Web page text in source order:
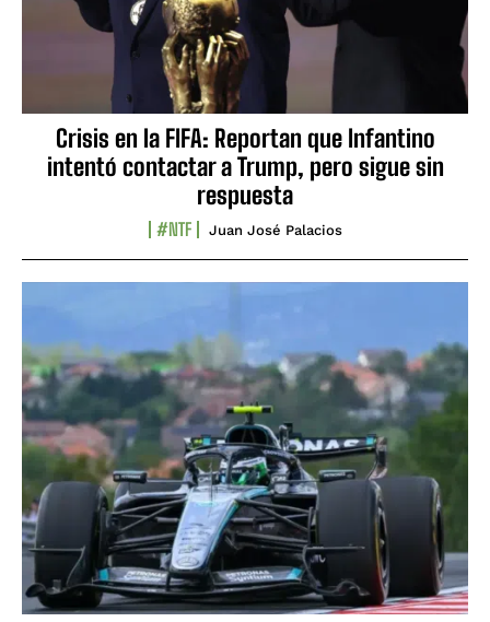
Crisis en la FIFA: Reportan que Infantino
intentó contactar a Trump, pero sigue sin
respuesta
#NTF Juan José Palacios